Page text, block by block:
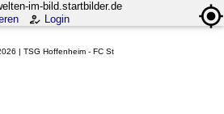
im-bild.startbilder.de
Login
| TSG Hoffenheim - FC St